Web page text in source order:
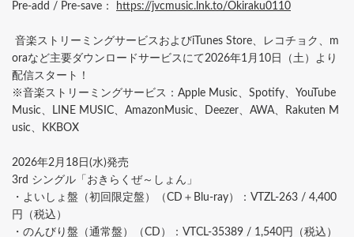
Pre-add / Pre-save：
https://jvcmusic.lnk.to/Okiraku0110
音楽ストリーミングサービスおよびiTunes Store、レコチョク、m
oraなど主要ダウンロードサービスにて2026年1月10日（土）より
配信スタート！
※音楽ストリーミングサービス：Apple Music、Spotify、YouTube
Music、LINE MUSIC、AmazonMusic、Deezer、AWA、Rakuten M
usic、KKBOX
2026年2月18日(水)発売
3rd シングル「おきらくぜ～しょん」
・よいしょ盤（初回限定盤）（CD＋Blu-ray）：VTZL-263 / 4,400
円（税込）
・のんびり盤（通常盤）（CD）：VTCL-35389 / 1,540円（税込）